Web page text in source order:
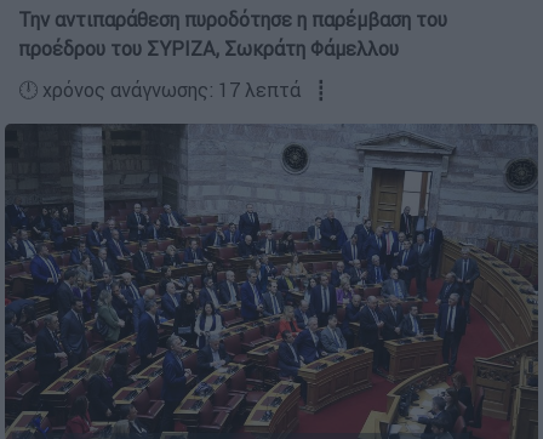
Την αντιπαράθεση πυροδότησε η παρέμβαση του
προέδρου του ΣΥΡΙΖΑ, Σωκράτη Φάμελλου
🕛 χρόνος ανάγνωσης: 17 λεπτά ┋